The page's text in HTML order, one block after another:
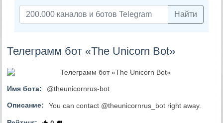
Найти
Телеграмм бот «The Unicorn Bot»
Имя бота: @theunicornrus-bot
Описание: You can contact @theunicornrus_bot right away.